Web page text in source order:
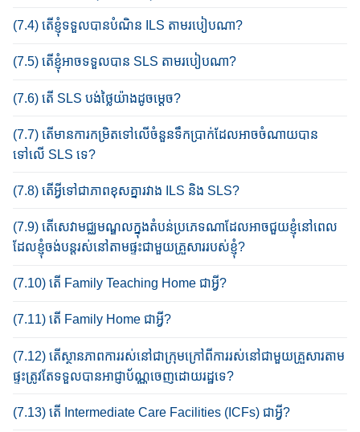
(7.4) តើខ្ញុំទទួល​បាន​បំណិន ILS តាមរបៀបណា?
(7.5) តើខ្ញុំ​អាច​ទទួល​បាន​ SLS តាមរបៀបណា?
(7.6) តើ SLS បង់ថ្លៃ​យ៉ាងដូចម្តេច?
(7.7) តើមានការកម្រិត​ទៅលើ​ចំនួន​ទឹកប្រាក់​ដែល​អាច​ចំណាយ​បាន
ទៅលើ SLS ទេ?
(7.8) តើអ្វីទៅជាភាពខុសគ្នា​រវាង ILS និង SLS?
(7.9) តើសេវា​មជ្ឈមណ្ឌលក្នុងតំបន់​ប្រភេទ​ណា​ដែលអាចជួយ​ខ្ញុំ​នៅពេល​
ដែល​ខ្ញុំ​ចង់​បន្ត​រស់នៅ​តាមផ្ទះ​ជាមួយ​គ្រួសារ​​របស់ខ្ញុំ?
(7.10) តើ Family Teaching Home ជាអ្វី?
(7.11) តើ Family Home ជាអ្វី?
(7.12) តើស្ថានភាព​ការរស់នៅ​ជា​ក្រុម​​ក្រៅពីការរស់នៅ​ជាមួយគ្រួសារតាម
ផ្ទះ​​ត្រូវតែទទួលបានអាជ្ញាប័ណ្ណ​ចេញដោយ​រដ្ឋទេ?
(7.13) តើ Intermediate Care Facilities (ICFs) ជាអ្វី?